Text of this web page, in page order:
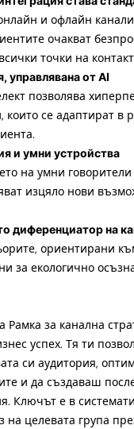
и офлайн
очакват
точки на
управлявана от AI
позволява
които се адаптират в
и умни устройства
на умни говорители
изцяло нови
диференциатор на
ориентирани
за екологично
Рамка за канална
успех. Тя ти
си аудитория,
и да създаваш
Ключът е в
на целевата група